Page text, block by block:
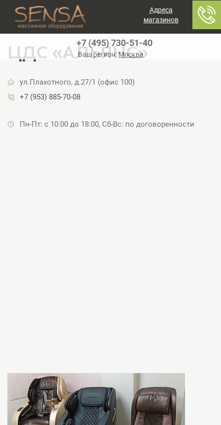
массажное оборудование
Адреса
магазинов
+7 (495) 730-51-40
Ваш регион:Москва
ЦДС «АЛЬЯНС»
ул.Плахотного, д.27/1 (офис 100)
+7 (953) 885-70-08
Пн-Пт: с 10:00 до 18:00, Сб-Вс: по договоренности